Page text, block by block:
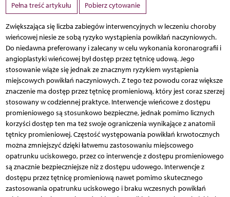
Pełna treść artykułu Pobierz cytowanie
Zwiększająca się liczba zabiegów interwencyjnych w leczeniu choroby
wieńcowej niesie ze sobą ryzyko wystąpienia powikłań naczyniowych.
Do niedawna preferowany i zalecany w celu wykonania koronarografii i
angioplastyki wieńcowej był dostęp przez tętnicę udową. Jego
stosowanie wiąże się jednak ze znacznym ryzykiem wystąpienia
miejscowych powikłań naczyniowych. Z tego też powodu coraz większe
znaczenie ma dostęp przez tętnicę promieniową, który jest coraz szerzej
stosowany w codziennej praktyce. Interwencje wieńcowe z dostępu
promieniowego są stosunkowo bezpieczne, jednak pomimo licznych
korzyści dostęp ten ma też swoje ograniczenia wynikające z anatomii
tętnicy promieniowej. Częstość występowania powikłań krwotocznych
można zmniejszyć dzięki łatwemu zastosowaniu miejscowego
opatrunku uciskowego, przez co interwencje z dostępu promieniowego
są znacznie bezpieczniejsze niż z dostępu udowego. Interwencje z
dostępu przez tętnicę promieniową nawet pomimo skutecznego
zastosowania opatrunku uciskowego i braku wczesnych powikłań